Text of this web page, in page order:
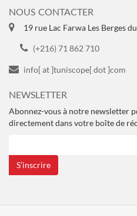
NOUS CONTACTER
19 rue Lac Farwa Les Berges
(+216) 71 862 710
info[ at ]tuniscope[ dot ]com
NEWSLETTER
Abonnez-vous à notre newsletter
directement dans votre boîte de
S’inscrire